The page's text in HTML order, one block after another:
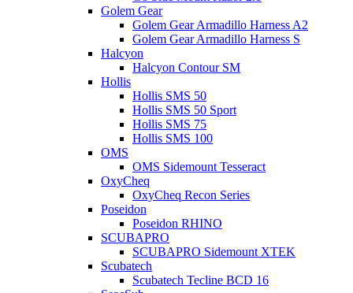
Golem Gear
Golem Gear Armadillo Harness A2
Golem Gear Armadillo Harness S
Halcyon
Halcyon Contour SM
Hollis
Hollis SMS 50
Hollis SMS 50 Sport
Hollis SMS 75
Hollis SMS 100
OMS
OMS Sidemount Tesseract
OxyCheq
OxyCheq Recon Series
Poseidon
Poseidon RHINO
SCUBAPRO
SCUBAPRO Sidemount XTEK
Scubatech
Scubatech Tecline BCD 16